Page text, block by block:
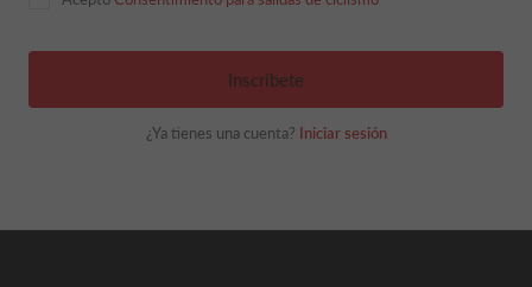
Inscríbete
¿Ya tienes una cuenta? Iniciar sesión